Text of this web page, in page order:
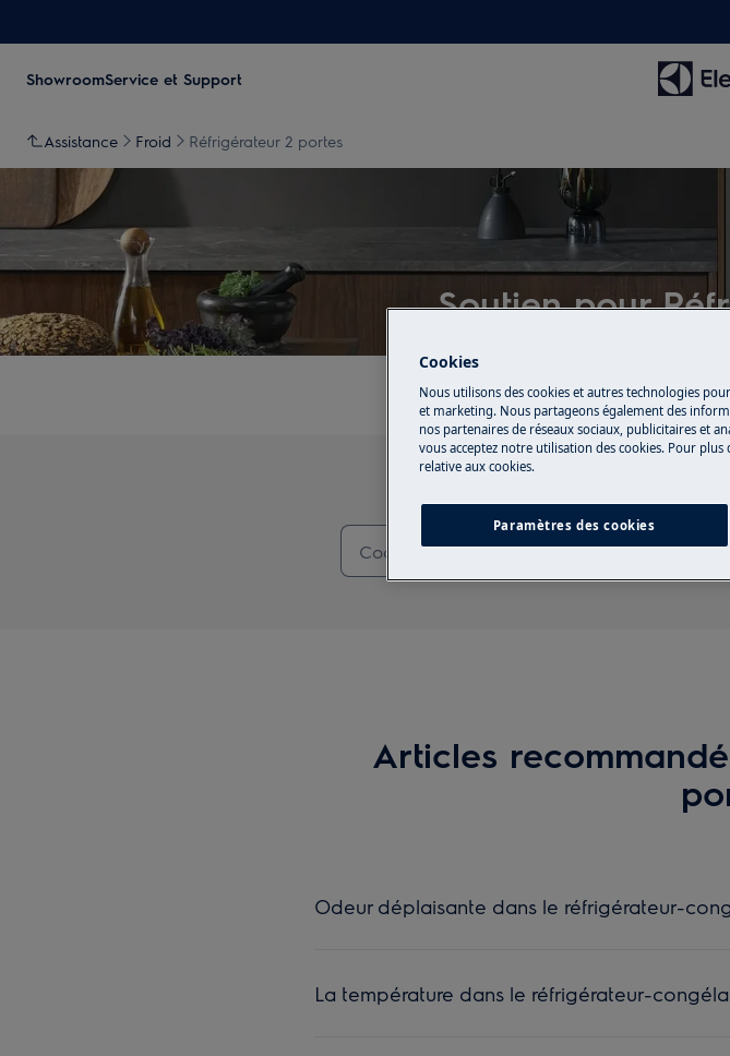
ShowroomService et Support
Assistance Froid Réfrigérateur 2 portes
Soutien pour
Articles
Odeur déplaisante dans le réfrigérateur-
La température dans le réfrigérateur-
Cookies
Nous utilisons des cookies et autres technologies
et marketing. Nous partageons également des
nos partenaires de réseaux sociaux, publicitaires et
vous acceptez notre utilisation des cookies. Pour
relative aux cookies.
Paramètres des cookies